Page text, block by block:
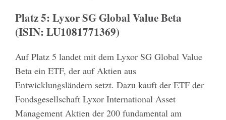
Platz 5: Lyxor SG Global Value Beta
(ISIN: LU1081771369)
Auf Platz 5 landet mit dem Lyxor SG Global Value
Beta ein ETF, der auf Aktien aus
Entwicklungsländern setzt. Dazu kauft der ETF der
Fondsgesellschaft Lyxor International Asset
Management Aktien der 200 fundamental am